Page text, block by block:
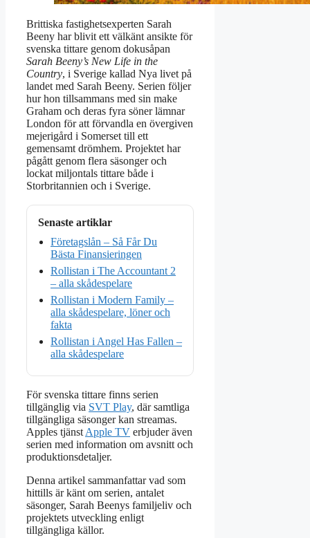
Brittiska fastighetsexperten Sarah
Beeny har blivit ett välkänt ansikte för
svenska tittare genom dokusåpan
Sarah Beeny’s New Life in the
Country, i Sverige kallad Nya livet på
landet med Sarah Beeny. Serien följer
hur hon tillsammans med sin make
Graham och deras fyra söner lämnar
London för att förvandla en övergiven
mejerigård i Somerset till ett
gemensamt drömhem. Projektet har
pågått genom flera säsonger och
lockat miljontals tittare både i
Storbritannien och i Sverige.
Senaste artiklar
Företagslån – Så Får Du
Bästa Finansieringen
Rollistan i The Accountant 2
– alla skådespelare
Rollistan i Modern Family –
alla skådespelare, löner och
fakta
Rollistan i Angel Has Fallen –
alla skådespelare
För svenska tittare finns serien
tillgänglig via SVT Play, där samtliga
tillgängliga säsonger kan streamas.
Apples tjänst Apple TV erbjuder även
serien med information om avsnitt och
produktionsdetaljer.
Denna artikel sammanfattar vad som
hittills är känt om serien, antalet
säsonger, Sarah Beenys familjeliv och
projektets utveckling enligt
tillgängliga källor.